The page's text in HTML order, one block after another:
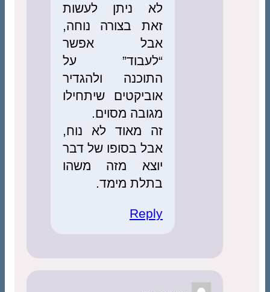
לא ניתן לעשות
זאת בצורה נוחה,
אבל אפשר
“לעבוד” על
התוכנה ולהגדיר
אוביקטים שיתחילו
זה מאוד לא נוח,
אבל בסופו של דבר
יוצא מזה משהו